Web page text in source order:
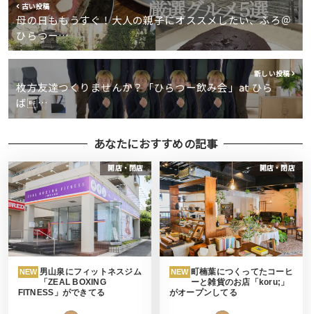
古い投稿
母の日ももうすぐ！大人の親子にオススメしたい、ふろ＠
ひらつー…
新しい投稿
枚方友達つくりませんか？「ひらつー飲み会」at ひら
ば…
あなたにおすすめの記事
開店・閉店
NEW 男山泉にフィットネスジム
「ZEAL BOXING
FITNESS」ができてる
開店・閉店
NEW 町楠葉につくってたコーヒ
ーと雑貨のお店「koru;」
がオープンしてる